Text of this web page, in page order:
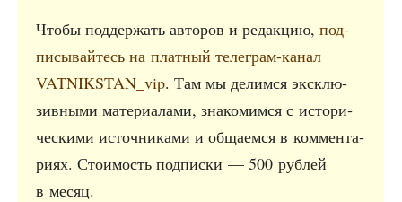
Что­бы под­дер­жать авто­ров и редак­цию, под­
пи­сы­вай­тесь на плат­ный теле­грам-канал
VATNIKSTAN_vip. Там мы делим­ся экс­клю­
зив­ны­ми мате­ри­а­ла­ми, зна­ко­мим­ся с исто­ри­
че­ски­ми источ­ни­ка­ми и обща­ем­ся в ком­мен­та­
ри­ях. Сто­и­мость под­пис­ки — 500 руб­лей
в месяц.